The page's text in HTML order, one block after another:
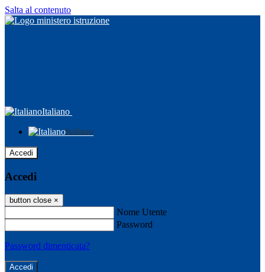
Salta al contenuto
Italiano
Italiano
Accedi
Accedi
button close ×
Nome Utente
Password
Password dimenticata?